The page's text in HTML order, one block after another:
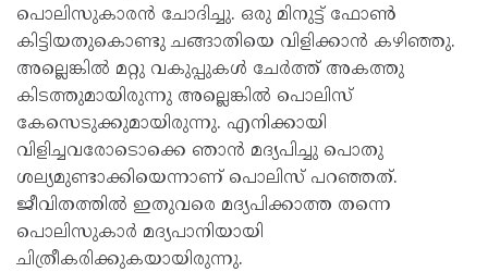
പൊലിസുകാരൻ ചോദിച്ചു. ഒരു മിനുട്ട് ഫോൺ
കിട്ടിയതുകൊണ്ടു ചങ്ങാതിയെ വിളിക്കാൻ കഴിഞ്ഞു.
അല്ലെങ്കിൽ മറ്റു വകുപ്പുകൾ ചേർത്ത് അകത്തു
കിടത്തുമായിരുന്നു അല്ലെങ്കിൽ പൊലിസ്
കേസെടുക്കുമായിരുന്നു. എനിക്കായി
വിളിച്ചവരോടൊക്കെ ഞാൻ മദ്യപിച്ചു പൊതു
ശല്യമുണ്ടാക്കിയെന്നാണ് പൊലിസ് പറഞ്ഞത്.
ജീവിതത്തിൽ ഇതുവരെ മദ്യപിക്കാത്ത തന്നെ
പൊലിസുകാർ മദ്യപാനിയായി
ചിത്രീകരിക്കുകയായിരുന്നു.